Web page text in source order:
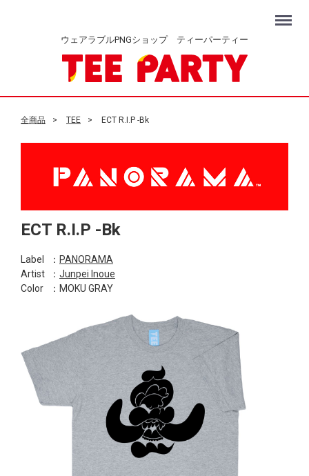
ウェアラブルPNGショップ ティーパーティー
Menu
全商品 TEE ECT R.I.P -Bk
ECT R.I.P -Bk
Label ： PANORAMA
Artist
： Junpei Inoue
Color
：MOKU GRAY